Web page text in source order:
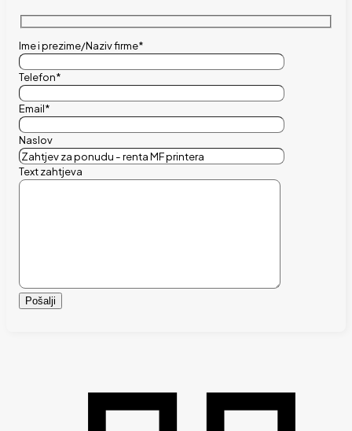
Ime i prezime/Naziv firme*
Telefon*
Email*
Naslov
Text zahtjeva